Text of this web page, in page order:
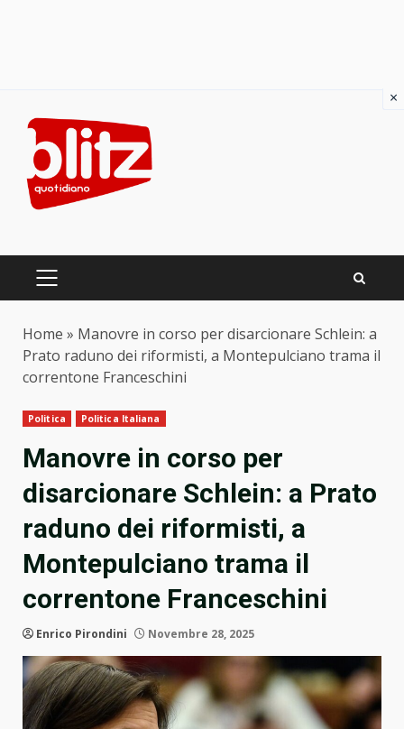
content
PRIMARY
Home » Manovre in corso per disarcionare Schlein: a
Prato raduno dei riformisti, a Montepulciano trama il
correntone Franceschini
Politica Politica Italiana
Manovre in corso per
disarcionare Schlein: a Prato
raduno dei riformisti, a
Montepulciano trama il
correntone Franceschini
Enrico Pirondini Novembre 28, 2025
×